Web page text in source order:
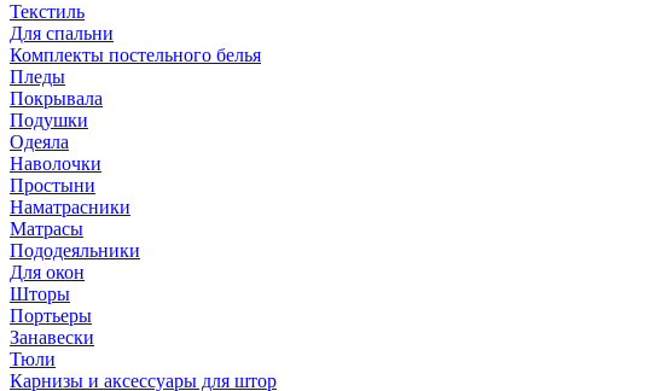
Текстиль
Для спальни
Комплекты постельного белья
Пледы
Покрывала
Подушки
Одеяла
Наволочки
Простыни
Наматрасники
Матрасы
Пододеяльники
Для окон
Шторы
Портьеры
Занавески
Тюли
Карнизы и аксессуары для штор